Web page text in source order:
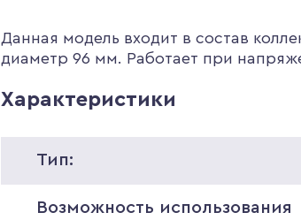
Данная модель входит в состав
диаметр 96 мм. Работает при
Характеристики
Тип:
Возможность использования